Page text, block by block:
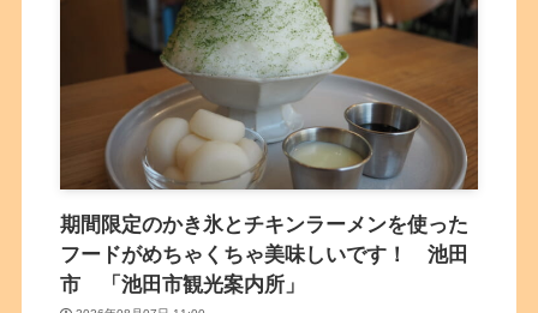
期間限定のかき氷とチキンラーメンを使った
フードがめちゃくちゃ美味しいです！ 池田
市 「池田市観光案内所」